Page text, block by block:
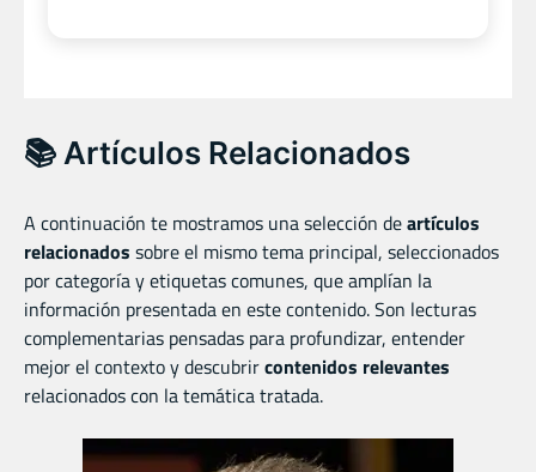
📚 Artículos Relacionados
A continuación te mostramos una selección deartículos
relacionados sobre el mismo tema principal, seleccionados
por categoría y etiquetas comunes, que amplían la
información presentada en este contenido. Son lecturas
complementarias pensadas para profundizar, entender
mejor el contexto y descubrircontenidos relevantes
relacionados con la temática tratada.